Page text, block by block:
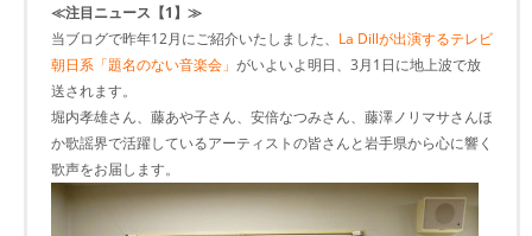
≪注目ニュース【1】≫
当ブログで昨年12月にご紹介いたしました、 La Dillが出演するテレビ
朝日系「題名のない音楽会」 がいよいよ明日、3月1日に地上波で放
送されます。
堀内孝雄さん、藤あや子さん、安倍なつみさん、藤澤ノリマサさんほ
か歌謡界で活躍しているアーティストの皆さんと岩手県から心に響く
歌声をお届します。